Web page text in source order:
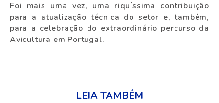
Foi mais uma vez, uma riquíssima contribuição
para a atualização técnica do setor e, também,
para a celebração do extraordinário percurso da
Avicultura em Portugal.
LEIA TAMBÉM